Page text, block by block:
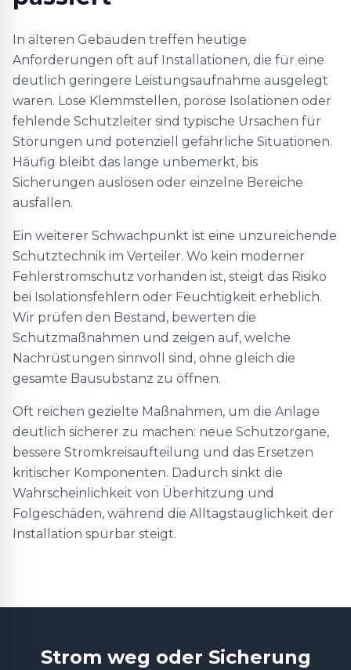
In älteren Gebäuden treffen heutige
Anforderungen oft auf Installationen, die für eine
deutlich geringere Leistungsaufnahme ausgelegt
waren. Lose Klemmstellen, poröse Isolationen oder
fehlende Schutzleiter sind typische Ursachen für
Störungen und potenziell gefährliche Situationen.
Häufig bleibt das lange unbemerkt, bis
Sicherungen auslösen oder einzelne Bereiche
ausfallen.
Ein weiterer Schwachpunkt ist eine unzureichende
Schutztechnik im Verteiler. Wo kein moderner
Fehlerstromschutz vorhanden ist, steigt das Risiko
bei Isolationsfehlern oder Feuchtigkeit erheblich.
Wir prüfen den Bestand, bewerten die
Schutzmaßnahmen und zeigen auf, welche
Nachrüstungen sinnvoll sind, ohne gleich die
gesamte Bausubstanz zu öffnen.
Oft reichen gezielte Maßnahmen, um die Anlage
deutlich sicherer zu machen: neue Schutzorgane,
bessere Stromkreisaufteilung und das Ersetzen
kritischer Komponenten. Dadurch sinkt die
Wahrscheinlichkeit von Überhitzung und
Folgeschäden, während die Alltagstauglichkeit der
Installation spürbar steigt.
Strom weg oder Sicherung